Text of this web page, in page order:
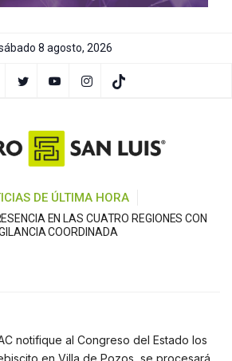
8 agosto, 2026
DE ÚLTIMA HORA
EN LAS CUATRO REGIONES CON
COORDINADA
notifique al Congreso del Estado los